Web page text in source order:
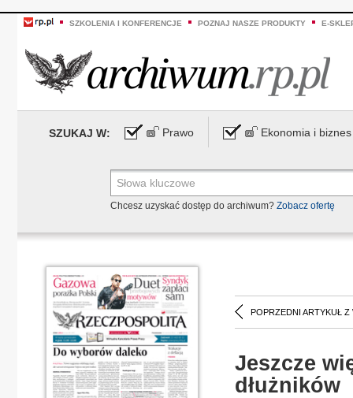
SZKOLENIA I KONFERENCJE POZNAJ NASZE PRODUKTY E-
SZUKAJ W: Prawo Ekonomia i biznes
Chcesz uzyskać dostęp do archiwum? Zobacz ofertę
POPRZEDNI ARTYKUŁ Z
Jeszcze
dłużników